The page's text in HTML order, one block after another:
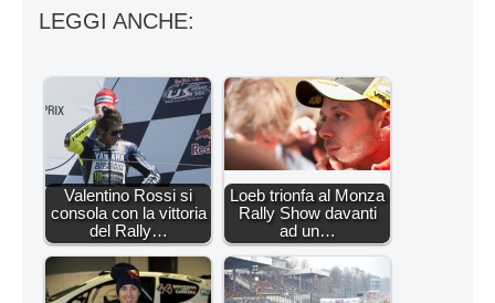
LEGGI ANCHE:
Valentino Rossi si
consola con la vittoria
del Rally…
Loeb trionfa al Monza
Rally Show davanti
ad un…